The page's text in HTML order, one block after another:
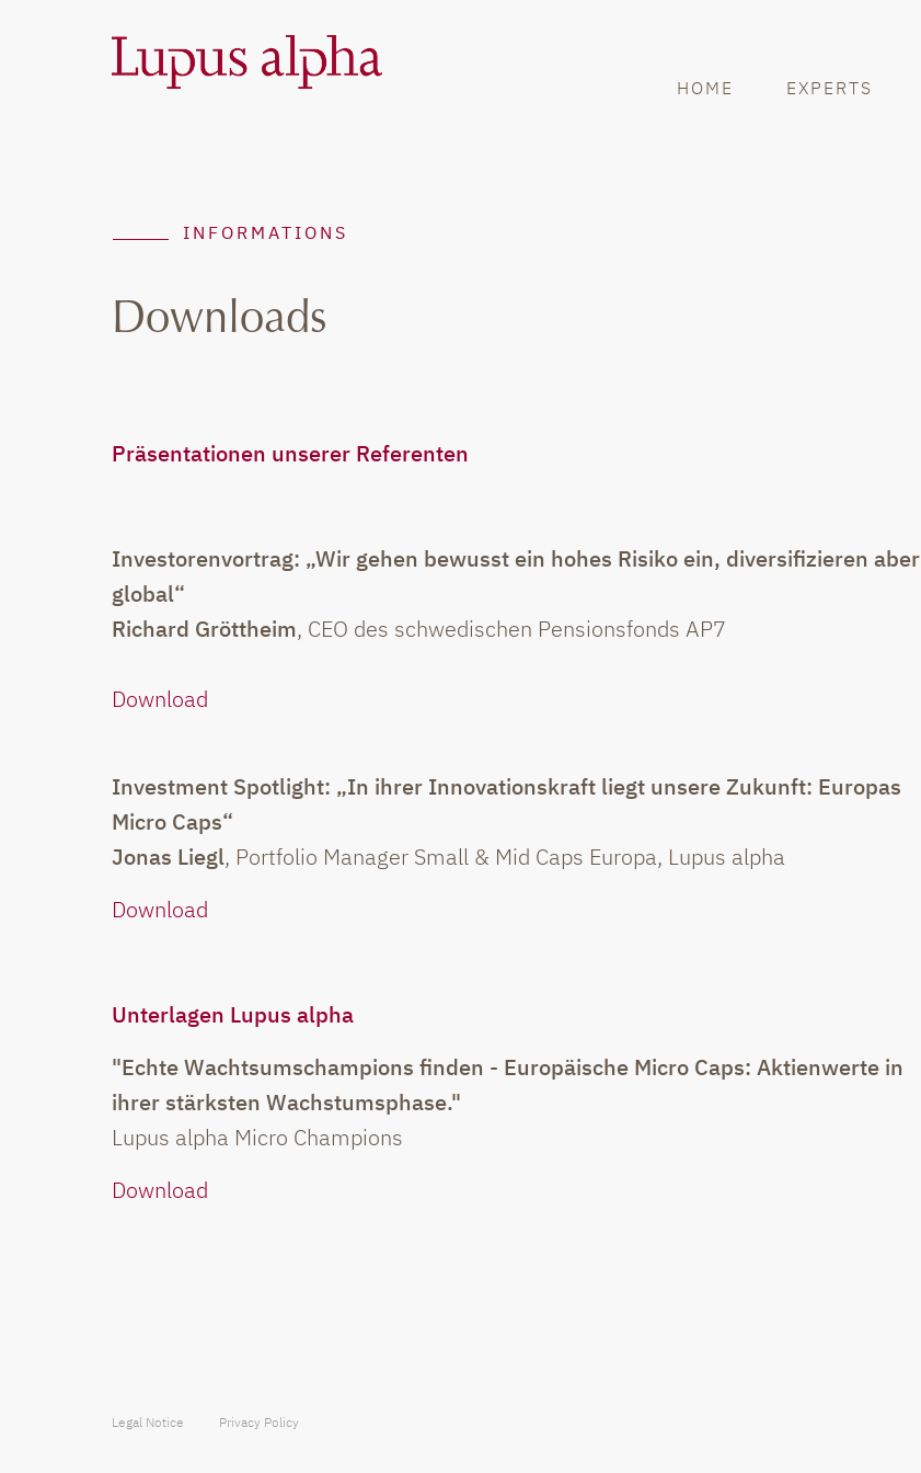
HOME EXPERTS
INFORMATIONS
Downloads
Präsentationen unserer Referenten
Investorenvortrag: „Wir gehen bewusst ein hohes Risiko ein, diversifizieren aber
global“
Richard Gröttheim, CEO des schwedischen Pensionsfonds AP7
Download
Investment Spotlight: „In ihrer Innovationskraft liegt unsere Zukunft: Europas
Micro Caps“
Jonas Liegl, Portfolio Manager Small & Mid Caps Europa, Lupus alpha
Download
Unterlagen Lupus alpha
"Echte Wachtsumschampions finden - Europäische Micro Caps: Aktienwerte in
ihrer stärksten Wachstumsphase."
Lupus alpha Micro Champions
Download
Legal Notice Privacy Policy